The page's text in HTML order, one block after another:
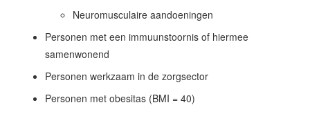
Neuromusculaire aandoeningen
Personen met een immuunstoornis of hiermee
samenwonend
Personen werkzaam in de zorgsector
Personen met obesitas (BMI = 40)